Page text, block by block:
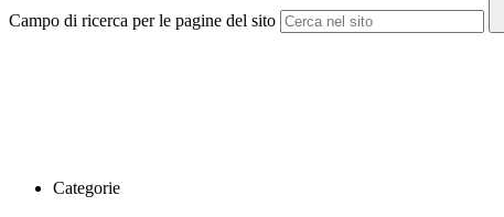
Campo di ricerca per le pagine del sito
Categorie